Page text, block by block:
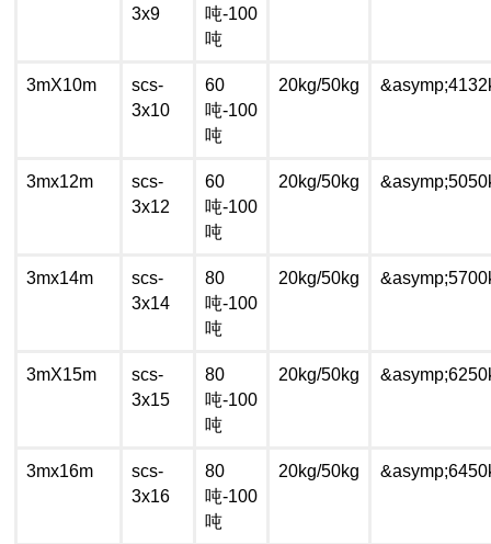
3x9
吨-100
吨
3mX10m
scs-
3x10
60
吨-100
吨
20kg/50kg
3mx12m
scs-
3x12
60
吨-100
吨
20kg/50kg
3mx14m
scs-
3x14
80
吨-100
吨
20kg/50kg
3mX15m
scs-
3x15
80
吨-100
吨
20kg/50kg
3mx16m
scs-
3x16
80
吨-100
吨
20kg/50kg